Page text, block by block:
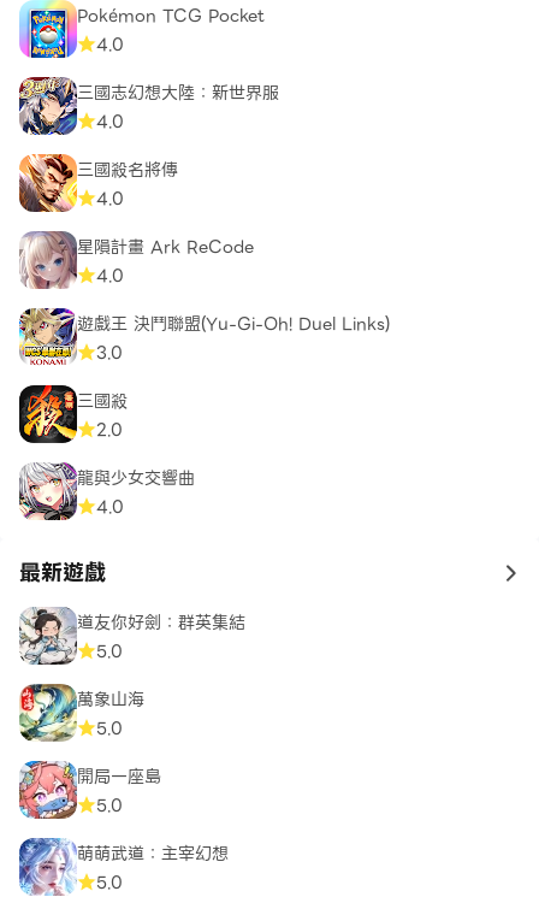
👉 要堆疊耐心卡片，您應該翻轉所有面朝下的紙牌，構建
7 堆的畫面。
👉您可以在樁之間移動正面向上的卡片，您應該按降序堆
疊卡片並在紅色和黑色套裝之間交替。
👉可以通過將整個堆棧拖到另一個堆來移動一堆克朗代克
紙牌。
👉 如果 Tableau 上沒有可用的移動，請使用 Stock 堆
👉 Tableau 的空白處只能放置一個 King 或以 King 開
頭的一堆
師！
Pokémon TCG Pocket
4.0
三國志幻想大陸：新世界服
4.0
三國殺名將傳
4.0
星隕計畫 Ark ReCode
4.0
遊戲王 決鬥聯盟(Yu-Gi-Oh! Duel Links)
3.0
三國殺
2.0
龍與少女交響曲
4.0
最新遊戲 to
道友你好劍：群英集結
5.0
萬象山海
5.0
開局一座島
5.0
萌萌武道：主宰幻想
5.0